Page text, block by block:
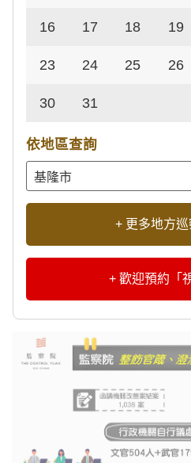
16 17 18 19
23 24 25 26
30 31
依地區查詢
+ 更多地方
+ 歡迎預約「